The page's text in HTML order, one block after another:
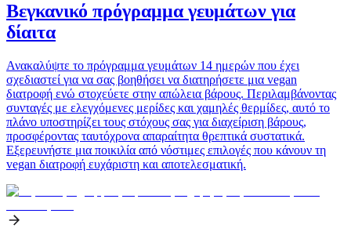
Βεγκανικό πρόγραμμα γευμάτων για
δίαιτα
Ανακαλύψτε το πρόγραμμα γευμάτων 14 ημερών που έχει
σχεδιαστεί για να σας βοηθήσει να διατηρήσετε μια vegan
διατροφή ενώ στοχεύετε στην απώλεια βάρους. Περιλαμβάνοντας
συνταγές με ελεγχόμενες μερίδες και χαμηλές θερμίδες, αυτό το
πλάνο υποστηρίζει τους στόχους σας για διαχείριση βάρους,
προσφέροντας ταυτόχρονα απαραίτητα θρεπτικά συστατικά.
Εξερευνήστε μια ποικιλία από νόστιμες επιλογές που κάνουν τη
vegan διατροφή ευχάριστη και αποτελεσματική.